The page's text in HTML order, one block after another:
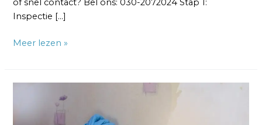
of snel contact? Bel ons: 030-2072024 Stap 1:
Inspectie […]
Meer lezen »
Glasweefselbehang:
Een